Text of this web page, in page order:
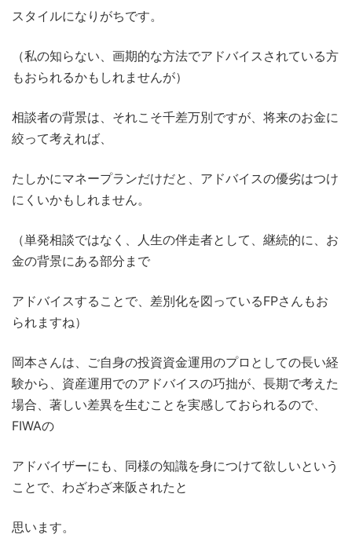
スタイルになりがちです。
（私の知らない、画期的な方法でアドバイスされている方
もおられるかもしれませんが）
相談者の背景は、それこそ千差万別ですが、将来のお金に
絞って考えれば、
たしかにマネープランだけだと、アドバイスの優劣はつけ
にくいかもしれません。
（単発相談ではなく、人生の伴走者として、継続的に、お
金の背景にある部分まで
アドバイスすることで、差別化を図っているFPさんもお
られますね）
岡本さんは、ご自身の投資資金運用のプロとしての長い経
験から、資産運用でのアドバイスの巧拙が、長期で考えた
場合、著しい差異を生むことを実感しておられるので、
FIWAの
アドバイザーにも、同様の知識を身につけて欲しいという
ことで、わざわざ来阪されたと
思います。